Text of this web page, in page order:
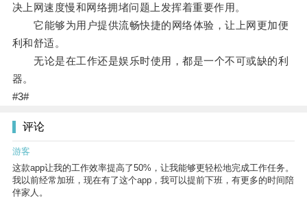
决上网速度慢和网络拥堵问题上发挥着重要作用。
它能够为用户提供流畅快捷的网络体验，让上网更加便
利和舒适。
无论是在工作还是娱乐时使用，都是一个不可或缺的利
器。
#3#
评论
游客
这款app让我的工作效率提高了50%，让我能够更轻松地完成工作任务。
我以前经常加班，现在有了这个app，我可以提前下班，有更多的时间陪
伴家人。